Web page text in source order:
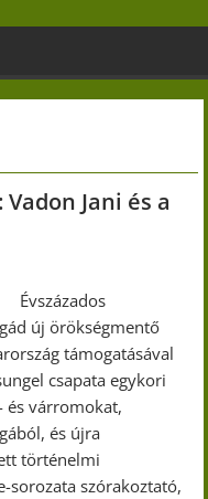
Jani és a
Évszázados
új örökségmentő
támogatásával
csapata egykori
és várromokat,
és újra
történelmi
sorozata szórakoztató,